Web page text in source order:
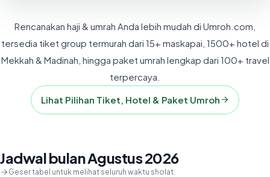
Rencanakan haji & umrah Anda lebih mudah di Umroh.com,
tersedia tiket group termurah dari 15+ maskapai, 1500+ hotel di
Mekkah & Madinah, hingga paket umrah lengkap dari 100+ travel
terpercaya.
Lihat Pilihan Tiket, Hotel & Paket Umroh
Jadwal bulan Agustus 2026
Geser tabel untuk melihat seluruh waktu sholat.